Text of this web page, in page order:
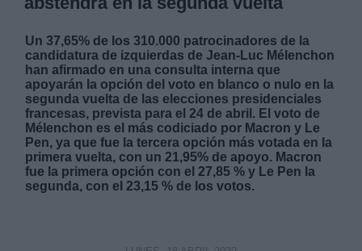
Un37,65% de los 310.000 patrocinadores de la
candidatura de izquierdas de Jean-Luc Mélenchon
han afirmado en una consulta interna que
apoyarán la opción del voto en blanco o nulo en la
segunda vuelta de las elecciones presidenciales
francesas, prevista para el 24 de abril. El voto de
Mélenchon es el más codiciado por Macron y Le
Pen, ya que fue la tercera opción más votada en la
primera vuelta, con un 21,95% de apoyo. Macron
fue la primera opción con el 27,85 % y Le Pen la
segunda, con el 23,15 % de los votos.
Legitimación:
Destinatarios:
Derechos: